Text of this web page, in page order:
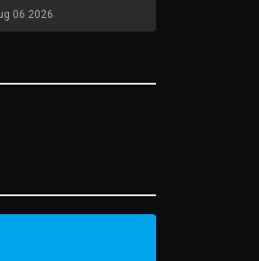
06 2026